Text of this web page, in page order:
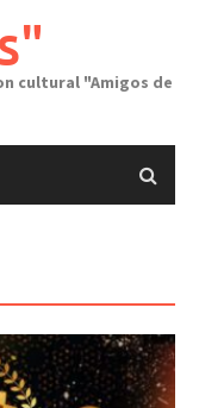
cultural "Amigos de